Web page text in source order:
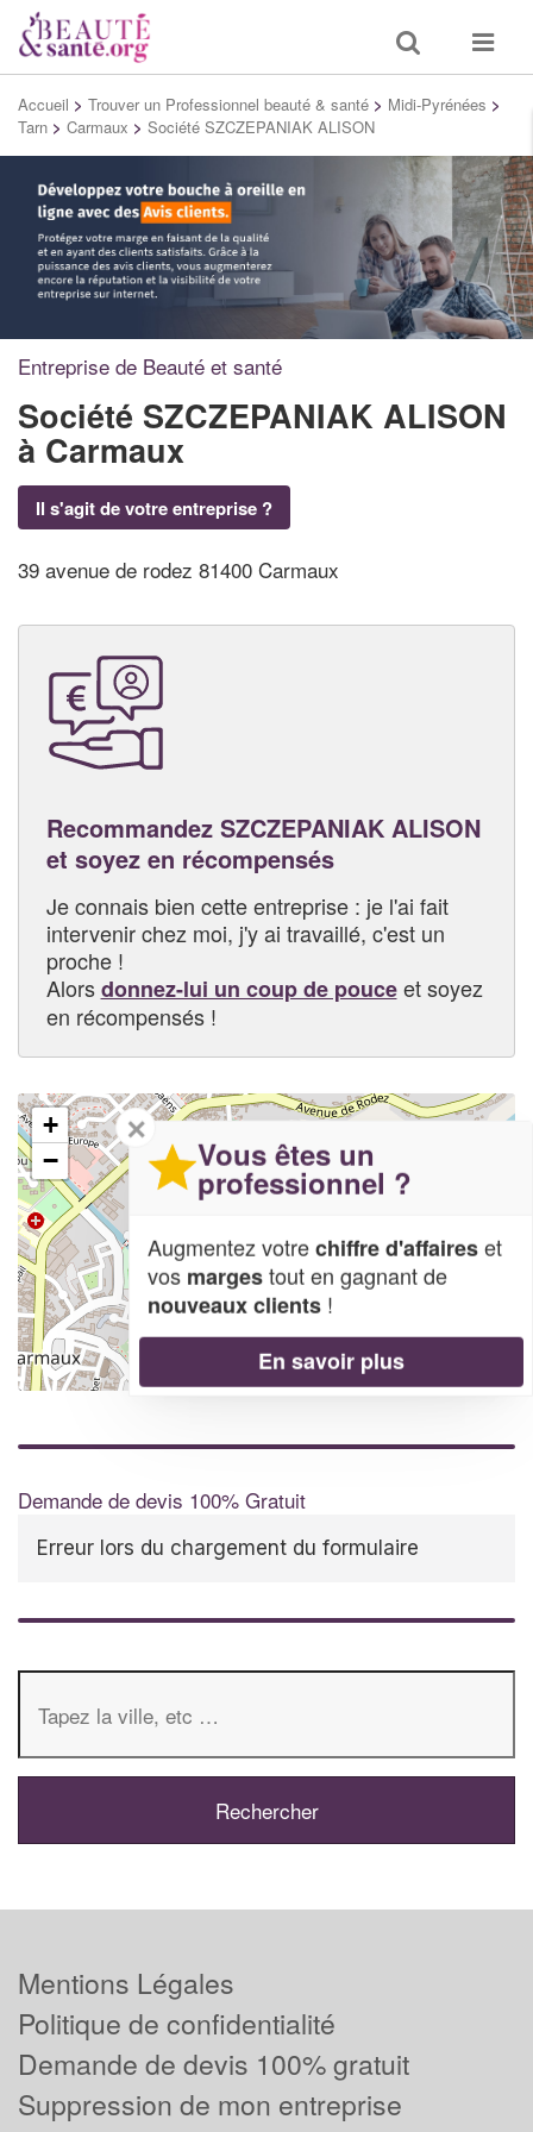
Toggle
search
Toggle
Accueil > Trouver un Professionnel beauté & santé > Midi-Pyrénées >
Tarn > Carmaux > Société SZCZEPANIAK ALISON
Entreprise de Beauté et santé
Société SZCZEPANIAK ALISON
à Carmaux
Il s'agit de votre entreprise ?
39 avenue de rodez 81400 Carmaux
Recommandez SZCZEPANIAK ALISON
et soyez en récompensés
Je connais bien cette entreprise : je l'ai fait
intervenir chez moi, j'y ai travaillé, c'est un
proche !
Alorsdonnez-lui un coup de pouceet soyez
en récompensés !
+
−
Demande de devis 100% Gratuit
Erreur lors du chargement du formulaire
✕
Vous êtes un
professionnel ?
Augmentez votrechiffre d'affaireset
vos margestout en gagnant de
nouveaux clients !
En savoir plus
Mentions Légales
Politique de confidentialité
Demande de devis 100% gratuit
Suppression de mon entreprise